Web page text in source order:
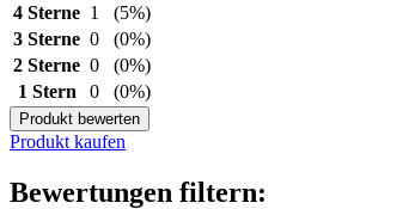
4 Sterne 1
(5%)
3 Sterne 0
(0%)
2 Sterne 0
(0%)
1 Stern
0 (0%)
Produkt bewerten
Produkt kaufen
Bewertungen filtern: